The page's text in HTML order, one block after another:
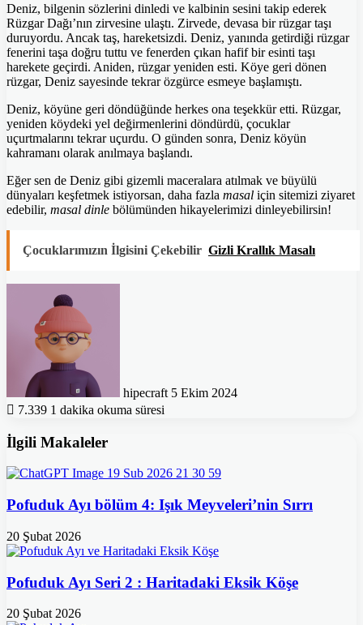
Deniz, bilgenin sözlerini dinledi ve kalbinin sesini takip ederek
Rüzgar Dağı’nın zirvesine ulaştı. Zirvede, devasa bir rüzgar taşı
duruyordu. Ancak taş, hareketsizdi. Deniz, yanında getirdiği rüzgar
fenerini taşa doğru tuttu ve fenerden çıkan hafif bir esinti taşı
harekete geçirdi. Aniden, rüzgar yeniden esti. Köye geri dönen
rüzgar, Deniz sayesinde tekrar özgürce esmeye başlamıştı.
Deniz, köyüne geri döndüğünde herkes ona teşekkür etti. Rüzgar,
yeniden köydeki yel değirmenlerini döndürdü, çocuklar
uçurtmalarını tekrar uçurdu. O günden sonra, Deniz köyün
kahramanı olarak anılmaya başlandı.
Eğer sen de Deniz gibi gizemli maceralara atılmak ve büyülü
dünyaları keşfetmek istiyorsan, daha fazla masal için sitemizi ziyaret
edebilir, masal dinle bölümünden hikayelerimizi dinleyebilirsin!
Çocuklarımızın İlgisini Çekebilir Gizli Krallık Masalı
hipecraft 5 Ekim 2024
7.339 1 dakika okuma süresi
İlgili Makaleler
Pofuduk Ayı bölüm 4: Işık Meyveleri’nin Sırrı
20 Şubat 2026
Pofuduk Ayı Seri 2 : Haritadaki Eksik Köşe
20 Şubat 2026